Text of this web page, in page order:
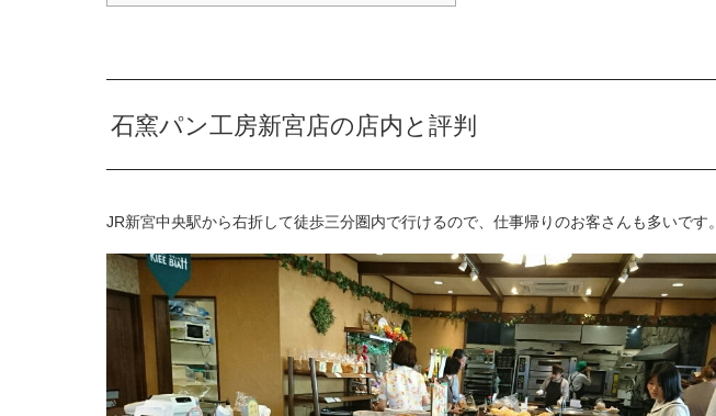
石窯パン工房新宮店の店内と評判
JR新宮中央駅から右折して徒歩三分圏内で行けるので、仕事帰りのお客さんも多いです。